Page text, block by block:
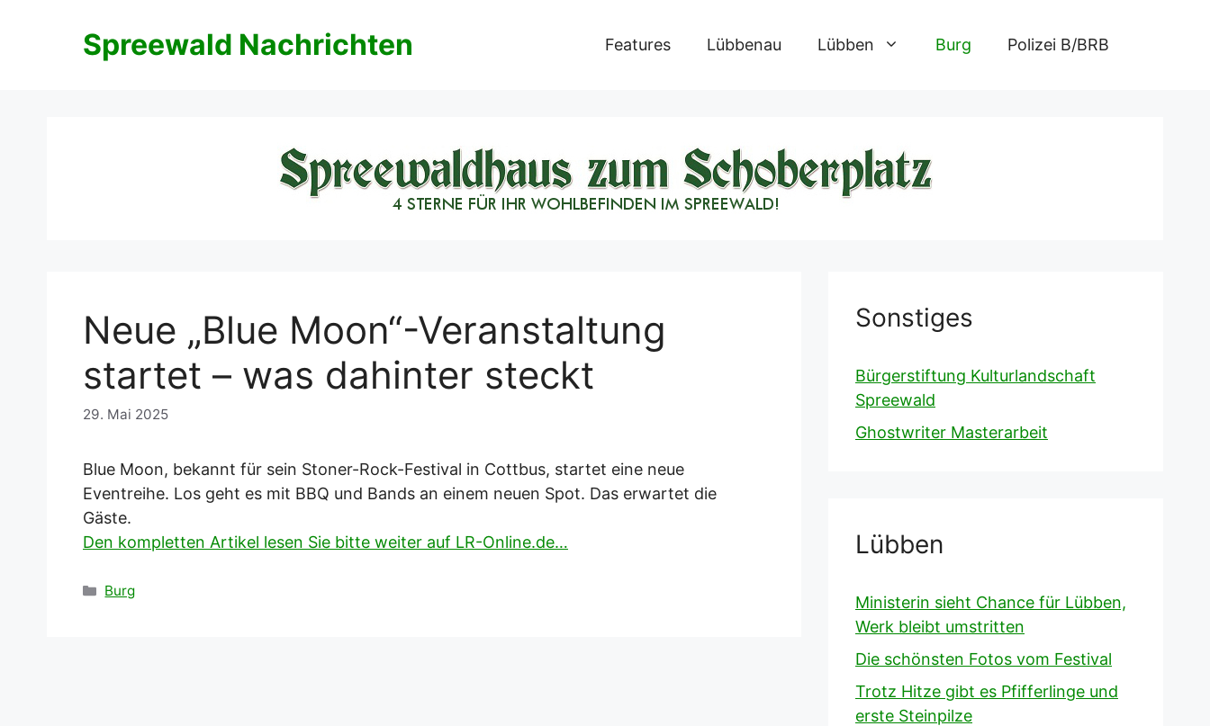
Spreewald Nachrichten Features Lübbenau Lübben Burg Polizei B/BRB
Neue „Blue Moon“-Veranstaltung
startet – was dahinter steckt
29. Mai 2025
Blue Moon, bekannt für sein Stoner-Rock-Festival in Cottbus, startet eine neue
Eventreihe. Los geht es mit BBQ und Bands an einem neuen Spot. Das erwartet die
Gäste.
Den kompletten Artikel lesen Sie bitte weiter auf LR-Online.de…
Kategorien
Burg
Sonstiges
Bürgerstiftung Kulturlandschaft
Spreewald
Ghostwriter Masterarbeit
Lübben
Ministerin sieht Chance für Lübben,
Werk bleibt umstritten
Die schönsten Fotos vom Festival
Trotz Hitze gibt es Pfifferlinge und
erste Steinpilze